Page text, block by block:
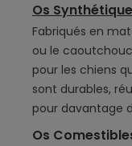
Os
Fabriqués en
ou le
pour les chiens
sont durables,
pour davantage
Os